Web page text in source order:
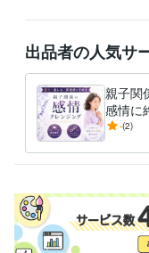
出品者の人気サ
親子関
感情に
動書記
ります
-(2)